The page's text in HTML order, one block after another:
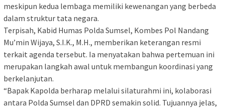
meskipun kedua lembaga memiliki kewenangan yang berbeda
dalam struktur tata negara.
Terpisah, Kabid Humas Polda Sumsel, Kombes Pol Nandang
Mu’min Wijaya, S.I.K., M.H., memberikan keterangan resmi
terkait agenda tersebut. Ia menyatakan bahwa pertemuan ini
merupakan langkah awal untuk membangun koordinasi yang
berkelanjutan.
“Bapak Kapolda berharap melalui silaturahmi ini, kolaborasi
antara Polda Sumsel dan DPRD semakin solid. Tujuannya jelas,